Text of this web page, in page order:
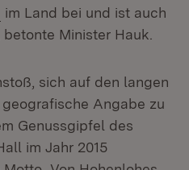
(Öffnet in neuem Fenster)
im Land bei und ist auch
Minister Hauk.
sich auf den langen
Angabe zu
Genussgipfel des
im Jahr 2015